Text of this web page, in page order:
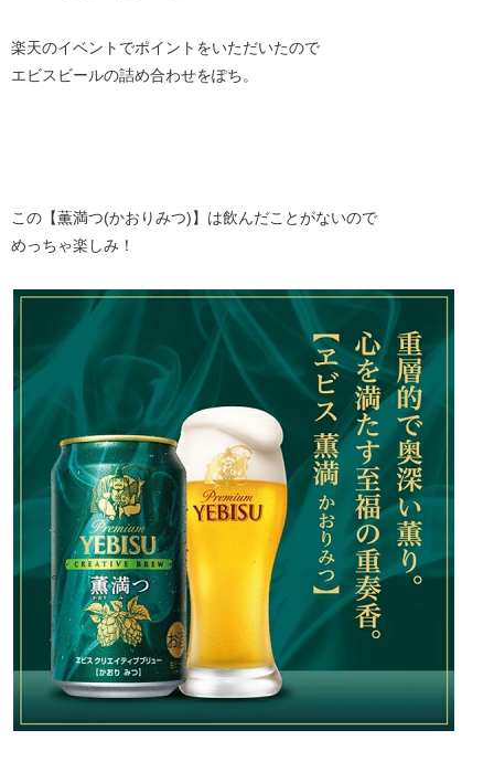
楽天のイベントでポイントをいただいたので
エビスビールの詰め合わせをぽち。
この【薫満つ(かおりみつ)】は飲んだことがないので
めっちゃ楽しみ！